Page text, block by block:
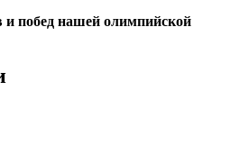
побед нашей олимпийской